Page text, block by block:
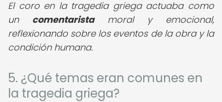
El coro en la tragedia griega actuaba como
un comentaristamoral y emocional,
reflexionando sobre los eventos de la obra y la
condición humana.
5. ¿Qué temas eran comunes en
la tragedia griega?